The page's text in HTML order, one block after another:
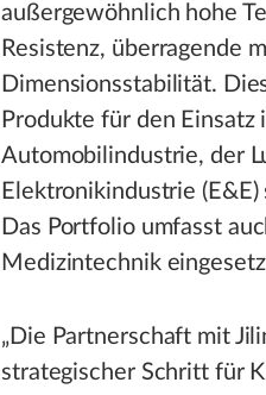
außergewöhnlich hohe
Resistenz, überragende
Dimensionsstabilität.
Produkte für den
Automobilindustrie, der
Elektronikindustrie
Das Portfolio umfasst
Medizintechnik
„Die Partnerschaft mit
strategischer Schritt für